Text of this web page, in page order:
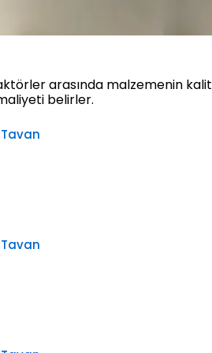
arasında malzemenin
belirler.